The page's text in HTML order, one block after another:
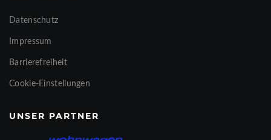
Datenschutz
Impressum
Barrierefreiheit
Cookie-Einstellungen
UNSER PARTNER